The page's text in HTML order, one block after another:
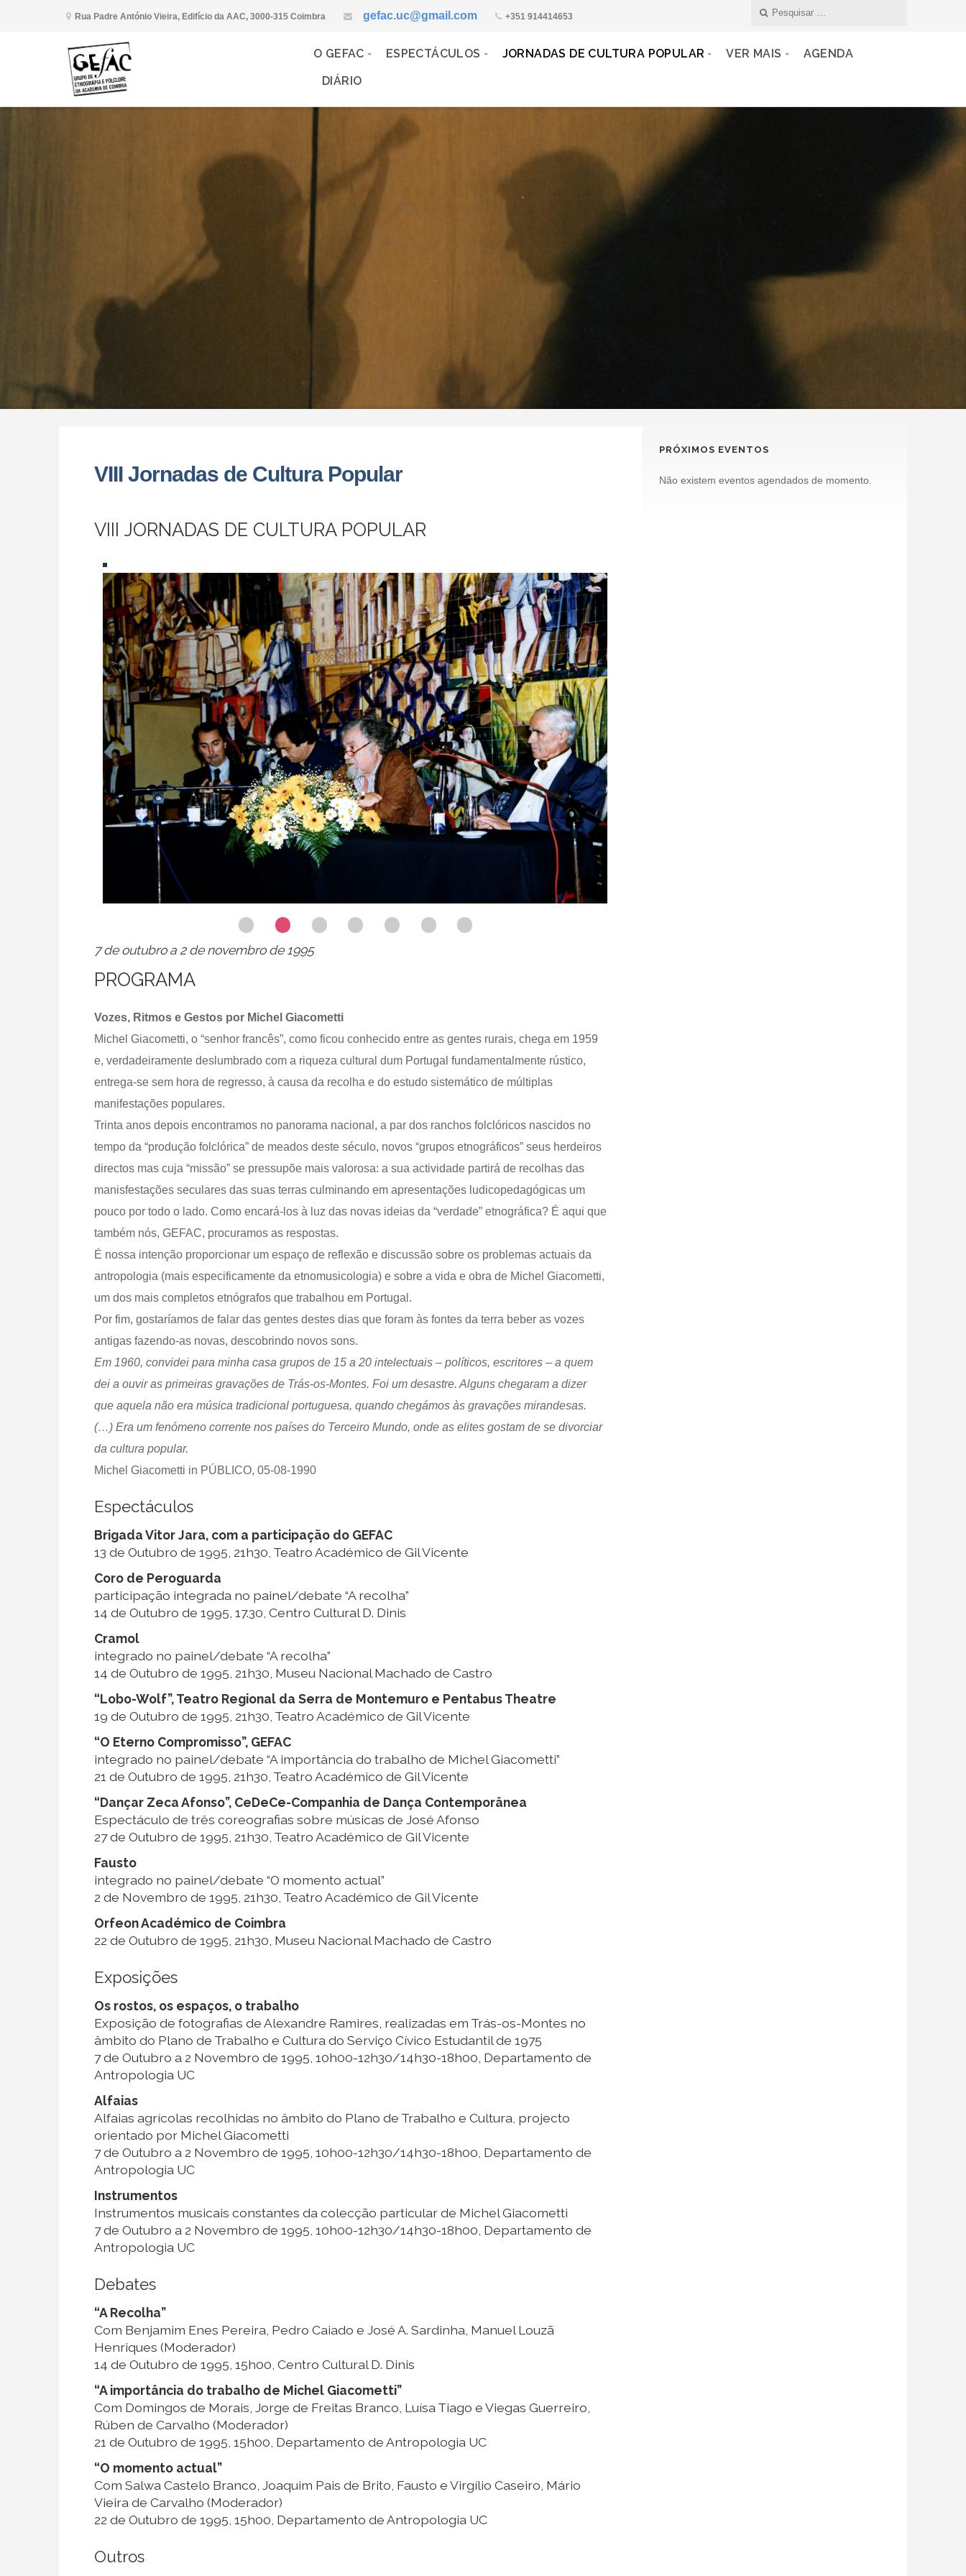
Rua Padre António Vieira, Edifício da AAC, 3000-315 Coimbra gefac.uc@gmail.com +351 914414653
O GEFAC ESPECTÁCULOS JORNADAS DE CULTURA POPULAR VER MAIS
AGENDA
DIÁRIO
VIII Jornadas de Cultura Popular
VIII JORNADAS DE CULTURA POPULAR
7 de outubro a 2 de novembro de 1995
PROGRAMA
Vozes, Ritmos e Gestos por Michel Giacometti
Michel Giacometti, o “senhor francês”, como ficou conhecido entre as gentes rurais, chega em 1959
e, verdadeiramente deslumbrado com a riqueza cultural dum Portugal fundamentalmente rústico,
entrega-se sem hora de regresso, à causa da recolha e do estudo sistemático de múltiplas
manifestações populares.
Trinta anos depois encontramos no panorama nacional, a par dos ranchos folclóricos nascidos no
tempo da “produção folclórica” de meados deste século, novos “grupos etnográficos” seus herdeiros
directos mas cuja “missão” se pressupõe mais valorosa: a sua actividade partirá de recolhas das
manisfestações seculares das suas terras culminando em apresentações ludicopedagógicas um
pouco por todo o lado. Como encará-los à luz das novas ideias da “verdade” etnográfica? É aqui que
também nós, GEFAC, procuramos as respostas.
É nossa intenção proporcionar um espaço de reflexão e discussão sobre os problemas actuais da
antropologia (mais especificamente da etnomusicologia) e sobre a vida e obra de Michel Giacometti,
um dos mais completos etnógrafos que trabalhou em Portugal.
Por fim, gostaríamos de falar das gentes destes dias que foram às fontes da terra beber as vozes
antigas fazendo-as novas, descobrindo novos sons.
Em 1960, convidei para minha casa grupos de 15 a 20 intelectuais – políticos, escritores – a quem
dei a ouvir as primeiras gravações de Trás-os-Montes. Foi um desastre. Alguns chegaram a dizer
que aquela não era música tradicional portuguesa, quando chegámos às gravações mirandesas.
(…) Era um fenómeno corrente nos países do Terceiro Mundo, onde as elites gostam de se divorciar
da cultura popular.
Michel Giacometti in PÚBLICO, 05-08-1990
Espectáculos
Brigada Vitor Jara, com a participação do GEFAC
13 de Outubro de 1995, 21h30, Teatro Académico de Gil Vicente
Coro de Peroguarda
participação integrada no painel/debate “A recolha”
14 de Outubro de 1995, 17.30, Centro Cultural D. Dinis
Cramol
integrado no painel/debate “A recolha”
14 de Outubro de 1995, 21h30, Museu Nacional Machado de Castro
“Lobo-Wolf”, Teatro Regional da Serra de Montemuro e Pentabus Theatre
19 de Outubro de 1995, 21h30, Teatro Académico de Gil Vicente
“O Eterno Compromisso”, GEFAC
integrado no painel/debate “A importância do trabalho de Michel Giacometti”
21 de Outubro de 1995, 21h30, Teatro Académico de Gil Vicente
“Dançar Zeca Afonso”, CeDeCe-Companhia de Dança Contemporânea
Espectáculo de três coreografias sobre músicas de José Afonso
27 de Outubro de 1995, 21h30, Teatro Académico de Gil Vicente
Fausto
integrado no painel/debate “O momento actual”
2 de Novembro de 1995, 21h30, Teatro Académico de Gil Vicente
Orfeon Académico de Coimbra
22 de Outubro de 1995, 21h30, Museu Nacional Machado de Castro
Exposições
Os rostos, os espaços, o trabalho
Exposição de fotografias de Alexandre Ramires, realizadas em Trás-os-Montes no
âmbito do Plano de Trabalho e Cultura do Serviço Cívico Estudantil de 1975
7 de Outubro a 2 Novembro de 1995, 10h00-12h30/14h30-18h00, Departamento de
Antropologia UC
Alfaias
Alfaias agrícolas recolhidas no âmbito do Plano de Trabalho e Cultura, projecto
orientado por Michel Giacometti
7 de Outubro a 2 Novembro de 1995, 10h00-12h30/14h30-18h00, Departamento de
Antropologia UC
Instrumentos
Instrumentos musicais constantes da colecção particular de Michel Giacometti
7 de Outubro a 2 Novembro de 1995, 10h00-12h30/14h30-18h00, Departamento de
Antropologia UC
Debates
“A Recolha”
Com Benjamim Enes Pereira, Pedro Caiado e José A. Sardinha, Manuel Louzã
Henriques (Moderador)
14 de Outubro de 1995, 15h00, Centro Cultural D. Dinis
“A importância do trabalho de Michel Giacometti”
Com Domingos de Morais, Jorge de Freitas Branco, Luísa Tiago e Viegas Guerreiro,
Rúben de Carvalho (Moderador)
21 de Outubro de 1995, 15h00, Departamento de Antropologia UC
“O momento actual”
Com Salwa Castelo Branco, Joaquim Pais de Brito, Fausto e Virgílio Caseiro, Mário
Vieira de Carvalho (Moderador)
22 de Outubro de 1995, 15h00, Departamento de Antropologia UC
Outros
PRÓXIMOS EVENTOS
Não existem eventos agendados de momento.